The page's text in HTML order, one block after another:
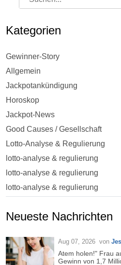
Kategorien
Gewinner-Story
Allgemein
Jackpotankündigung
Horoskop
Jackpot-News
Good Causes / Gesellschaft
Lotto-Analyse & Regulierung
lotto-analyse & regulierung
lotto-analyse & regulierung
lotto-analyse & regulierung
Neueste Nachrichten
Aug 07, 2026 von
Atem holen!" Frau
Gewinn von 1,7